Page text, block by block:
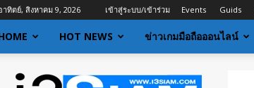
ทิตย์, สิงหาคม 9, 2026 เข้าสู่ระบบ/เข้าร่วม Events Guids
HOT NEWS ข่าวเกมมือถือออนไลน์
I3siam